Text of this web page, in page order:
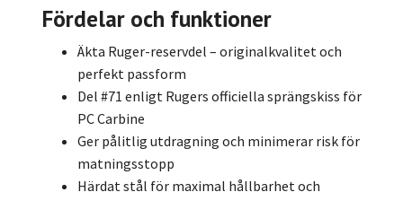
Fördelar och funktioner
Äkta Ruger-reservdel – originalkvalitet och
perfekt passform
Del #71 enligt Rugers officiella sprängskiss för
PC Carbine
Ger pålitlig utdragning och minimerar risk för
matningsstopp
Härdat stål för maximal hållbarhet och